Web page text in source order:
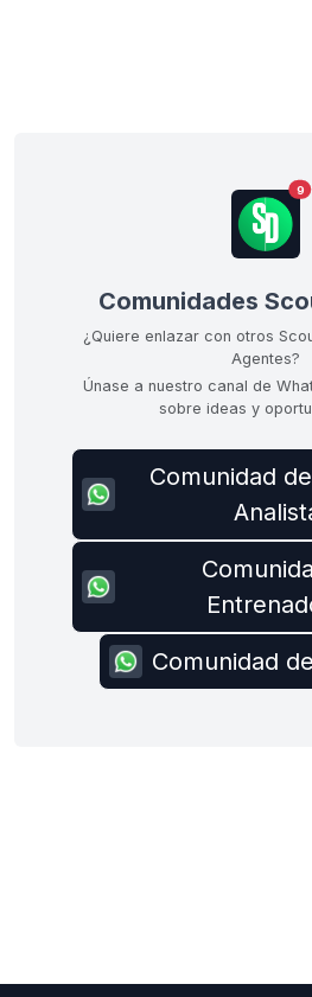
9
Comunidades
¿Quiere enlazar con otros
Agentes?
Únase a nuestro canal de
sobre ideas y
Comunidad
Comunidad